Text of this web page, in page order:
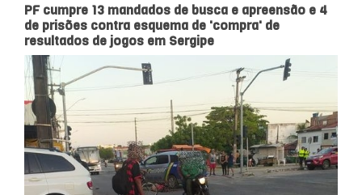
PF cumpre 13 mandados de busca e apreensão e 4
de prisões contra esquema de 'compra' de
resultados de jogos em Sergipe